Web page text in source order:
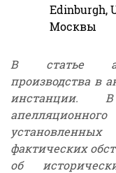
Edinburgh,
Москвы
В статье
производства в
инстанции.
фактических
об